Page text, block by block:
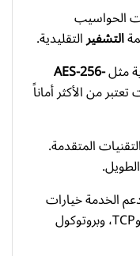
الحواسيب
التشفيرالتقليدية.
مثلAES-256-
من الأكثر أماناً
المتقدمة.
الخدمة خيارات